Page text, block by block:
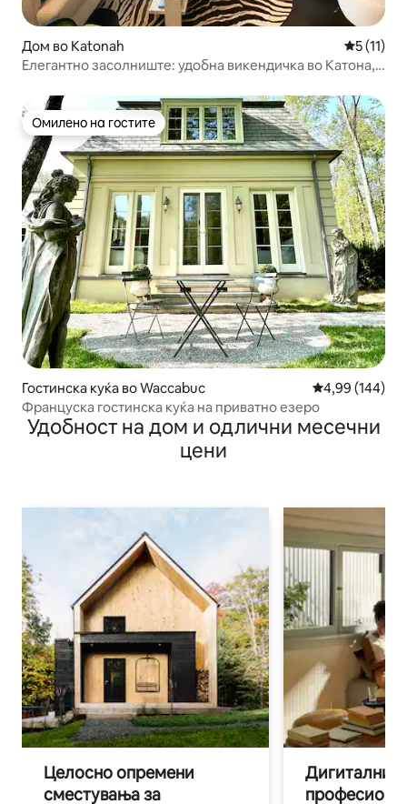
Дом во Katonah
5 (11)
Елегантно засолниште: удобна викендичка во Катона,
Омилено на гостите
Омилено на гостите
Гостинска куќа во Waccabuc Просечна
4,99 (144)
Француска гостинска куќа на приватно езеро
Удобност на дом и одлични месечни
цени
Целосно опремени
сместувања за
Дигитални